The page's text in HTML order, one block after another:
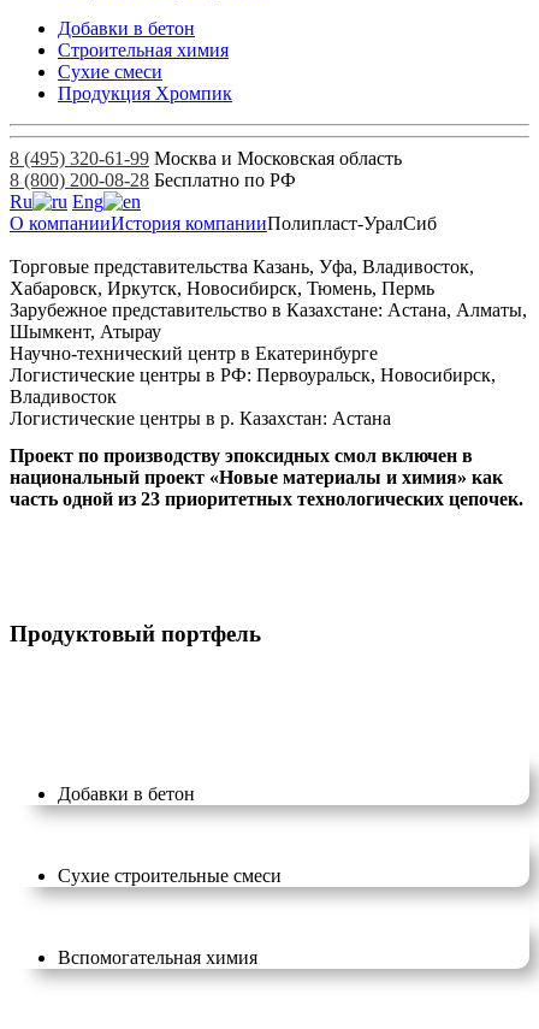
Добавки в бетон
Строительная химия
Сухие смеси
Продукция Хромпик
8 (495) 320-61-99 Москва и Московская область
8 (800) 200-08-28 Бесплатно по РФ
Ru
Eng
О компанииИстория компанииПолипласт-УралCиб
Торговые представительства Казань, Уфа, Владивосток,
Хабаровск, Иркутск, Новосибирск, Тюмень, Пермь
Зарубежное представительство в Казахстане: Астана, Алматы,
Шымкент, Атырау
Научно-технический центр в Екатеринбурге
Логистические центры в РФ: Первоуральск, Новосибирск,
Владивосток
Логистические центры в р. Казахстан: Астана
Проект по производству эпоксидных смол включен в
национальный проект «Новые материалы и химия» как
часть одной из 23 приоритетных технологических цепочек.
Продуктовый портфель
Добавки в бетон
Сухие строительные смеси
Вспомогательная химия